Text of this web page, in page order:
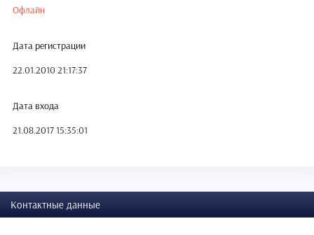
Офлайн
Дата регистрации
22.01.2010 21:17:37
Дата входа
21.08.2017 15:35:01
Контактные данные